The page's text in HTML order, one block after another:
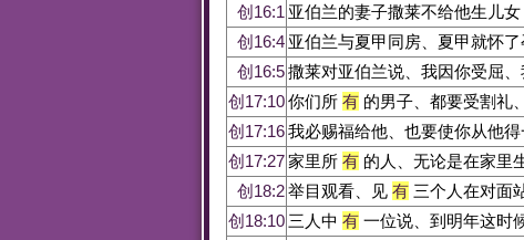
创16:1 亚伯兰的妻子撒莱不给他生儿
创16:4 亚伯兰与夏甲同房、夏甲就怀
创16:5撒莱对亚伯兰说、我因你受屈
创17:10你们所 有 的男子、都要受割礼
创17:16我必赐福给他、也要使你从他
创17:27家里所 有 的人、无论是在家里
创18:2举目观看、见 有 三个人在对面
创18:10 三人中 有 一位说、到明年这时